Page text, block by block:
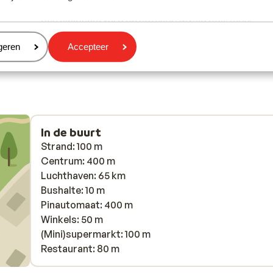
Accepteer
när man ringde och ville ha den. Christos var en
och hjälpsam värd på hotellet. Mysig pool med
solstolar. Tråkigt att AC kostade extra.
när man ringde och ville ha den. Christos var en
och hjälpsam värd på hotellet. Mysig po...meer
Vertalen naar het Nederlands (BE)
AnoniemMet partner
In de buurt
Strand: 100 m
Centrum: 400 m
Luchthaven: 65 km
Bushalte: 10 m
Pinautomaat: 400 m
Winkels: 50 m
(Mini)supermarkt: 100 m
Restaurant: 80 m